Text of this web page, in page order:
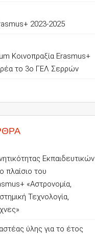
2023-2025
Κοινοπραξία Erasmus+
το 3ο ΓΕΛ Σερρών
Εκπαιδευτικών
πλαίσιο του
«Αστρονομία,
Τεχνολογία,
ύλης για το έτος